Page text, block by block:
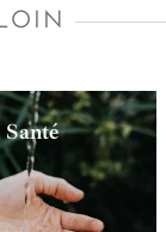
Santé